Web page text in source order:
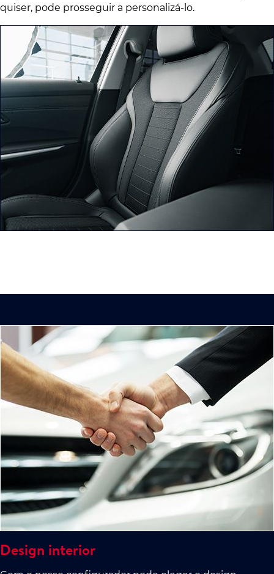
quiser, pode prosseguir a personalizá-lo.
Design interior